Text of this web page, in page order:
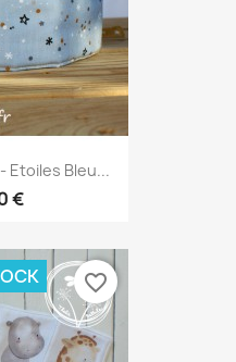
Etoiles Bleu...
€
favorite_border